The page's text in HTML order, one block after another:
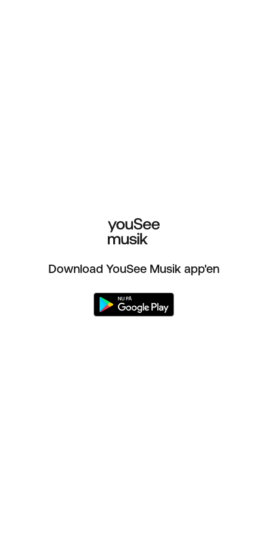
Download YouSee Musik app'en